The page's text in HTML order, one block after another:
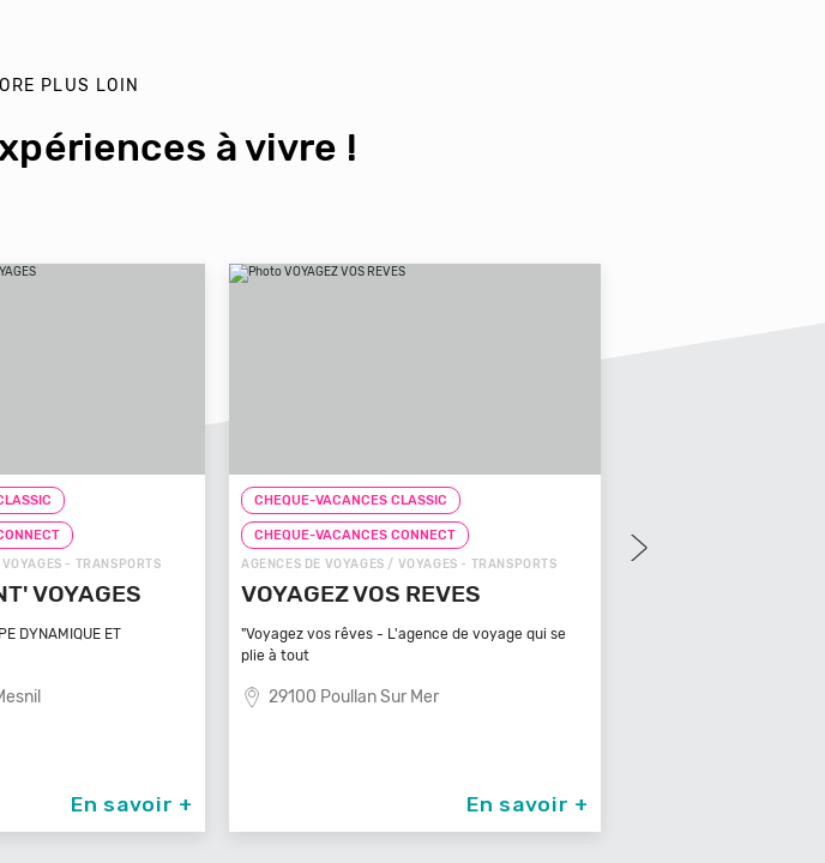
PLUS LOIN
à vivre !
- TRANSPORTS
VOYAGES
DYNAMIQUE ET
En savoir +
CHEQUE-VACANCES CLASSIC
CHEQUE-VACANCES CONNECT
AGENCES DE VOYAGES / VOYAGES - TRANSPORTS
VOYAGEZ VOS REVES
"Voyagez vos rêves - L'agence de voyage qui se
plie à tout
29100 Poullan Sur Mer
En savoir +
ZOOS, RÉSERVES / ARTS -